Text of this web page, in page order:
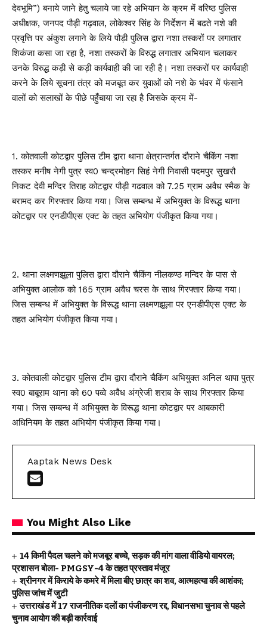
देवभूमि”) बनाये जाने हेतु चलाये जा रहे अभियान के क्रम में वरिष्ठ पुलिस
अधीक्षक, जनपद पौड़ी गढ़वाल, लोकेश्वर सिंह के निर्देशन में बढते नशे की
प्रवृत्ति पर अंकुश लगाने के लिये पौड़ी पुलिस द्वारा नशा तस्करों पर लगातार
शिकंजा कसा जा रहा है, नशा तस्करों के विरुद्ध लगातार अभियान चलाकर
उनके विरुद्ध कड़ी से कड़ी कार्यवाही की जा रही है। नशा तस्करों पर कार्यवाही
करने के लिये सूचना तंत्र को मजबूत कर युवाओं को नशे के भंवर में फंसाने
वालों को सलाखों के पीछे पहुँचाया जा रहा है जिसके क्रम में-
1. कोतवाली कोटद्वार पुलिस टीम द्वारा थाना क्षेत्रान्तर्गत दौराने चैकिंग नशा
तस्कर मनीष नेगी पुत्र स्व0 चन्द्रमोहन सिहं नेगी निवासी पदमपुर सुखरौ
निकट देवी मन्दिर तिराह कोटद्वार पौड़ी गढवाल को 7.25 ग्राम अवैध स्मैक के
बरामद कर गिरफ्तार किया गया। जिस सम्बन्ध में अभियुक्त के विरूद्ध थाना
कोटद्वार पर एनडीपीएस एक्ट के तहत अभियोग पंजीकृत किया गया।
2. थाना लक्ष्मणझूला पुलिस द्वारा दौराने चैकिंग नीलकण्ठ मन्दिर के पास से
अभियुक्त आलोक को 165 ग्राम अवैध चरस के साथ गिरफ्तार किया गया।
जिस सम्बन्ध में अभियुक्त के विरूद्ध थाना लक्ष्मणझूला पर एनडीपीएस एक्ट के
तहत अभियोग पंजीकृत किया गया।
3. कोतवाली कोटद्वार पुलिस टीम द्वारा दौराने चैकिंग अभियुक्त अनिल थापा पुत्र
स्व0 बाबूराम थाना को 60 पव्वे अवैध अंग्रेजी शराब के साथ गिरफ्तार किया
गया। जिस सम्बन्ध में अभियुक्त के विरूद्ध थाना कोटद्वार पर आबकारी
अधिनियम के तहत अभियोग पंजीकृत किया गया।
Aaptak News Desk
You Might Also Like
14 किमी पैदल चलने को मजबूर बच्चे, सड़क की मांग वाला वीडियो वायरल;
प्रशासन बोला- PMGSY-4 के तहत प्रस्ताव मंजूर
श्रीनगर में किराये के कमरे में मिला बीए छात्र का शव, आत्महत्या की आशंका;
पुलिस जांच में जुटी
उत्तराखंड में 17 राजनीतिक दलों का पंजीकरण रद्द, विधानसभा चुनाव से पहले
चुनाव आयोग की बड़ी कार्रवाई